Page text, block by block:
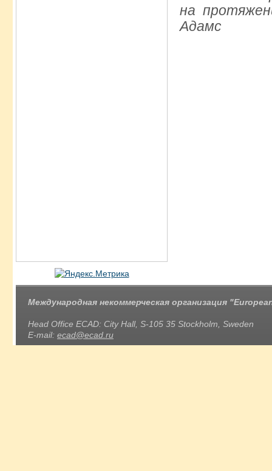
на
Адамс
Международная некоммерческая организация
Head Office ECAD: City Hall, S-105 35 Stockholm, Sweden
E-mail: ecad@ecad.ru